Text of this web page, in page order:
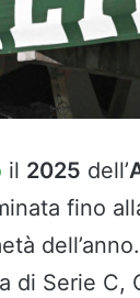
il 2025 dell’
fino
di Serie C,